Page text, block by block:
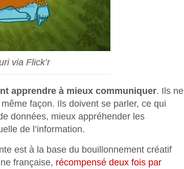
via Flick’r
apprendre à mieux communiquer. Ils ne
façon. Ils doivent se parler, ce qui
données, mieux appréhender les
de l’information.
est à la base du bouillonnement créatif
française, récompensé deux fois par